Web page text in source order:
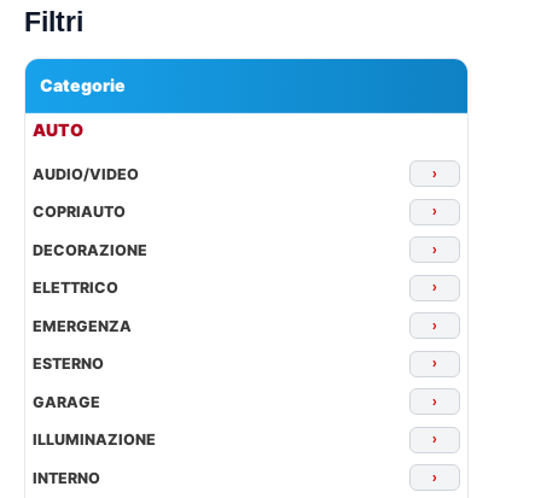
Filtri
Categorie
AUTO
AUDIO/VIDEO ›
COPRIAUTO ›
DECORAZIONE ›
ELETTRICO ›
EMERGENZA ›
ESTERNO ›
GARAGE ›
ILLUMINAZIONE ›
INTERNO ›